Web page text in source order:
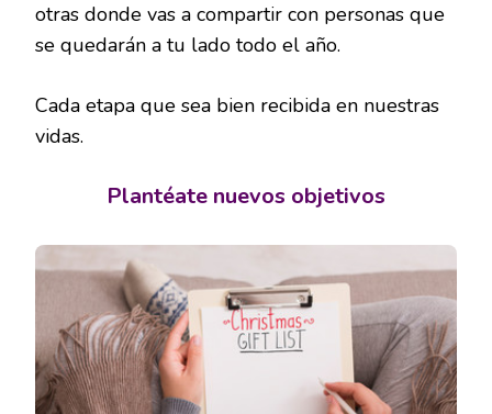
otras donde vas a compartir con personas que
se quedarán a tu lado todo el año.
Cada etapa que sea bien recibida en nuestras
vidas.
Plantéate nuevos objetivos